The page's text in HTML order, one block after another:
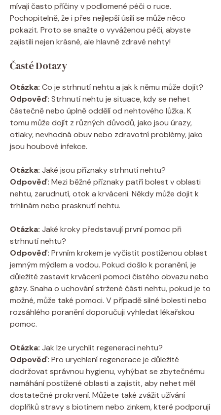
mívají často příčiny v podlomené péči o ruce.
Pochopitelně, že i přes nejlepší úsilí se může něco
pokazit. Proto se snažte o vyváženou péči, abyste
zajistili nejen krásné, ale hlavně zdravé nehty!
Časté Dotazy
Otázka: Co je strhnutí nehtu a jak k němu může dojít?
Odpověď: Strhnutí nehtu je situace, kdy se nehet
částečně nebo úplně oddělí od nehtového lůžka. K
tomu může dojít z různých důvodů, jako jsou úrazy,
otlaky, nevhodná obuv nebo zdravotní problémy, jako
jsou houbové infekce.
Otázka: Jaké jsou příznaky strhnutí nehtu?
Odpověď: Mezi běžné příznaky patří bolest v oblasti
nehtu, zarudnutí, otok a krvácení. Někdy může dojit k
trhlinám nebo prasknutí nehtu.
Otázka: Jaké kroky představují první pomoc při
strhnutí nehtu?
Odpověď: Prvním krokem je vyčistit postiženou oblast
jemným mýdlem a vodou. Pokud došlo k poranění, je
důležité zastavit krvácení pomocí čistého obvazu nebo
gázy. Snaha o uchování stržené části nehtu, pokud je to
možné, může také pomoci. V případě silné bolesti nebo
rozsáhlého poranění doporučuji vyhledat lékařskou
pomoc.
Otázka: Jak lze urychlit regeneraci nehtu?
Odpověď: Pro urychlení regenerace je důležité
dodržovat správnou hygienu, vyhýbat se zbytečnému
namáhání postižené oblasti a zajistit, aby nehet měl
dostatečné prokrvení. Můžete také zvážit užívání
doplňků stravy s biotinem nebo zinkem, které podporují